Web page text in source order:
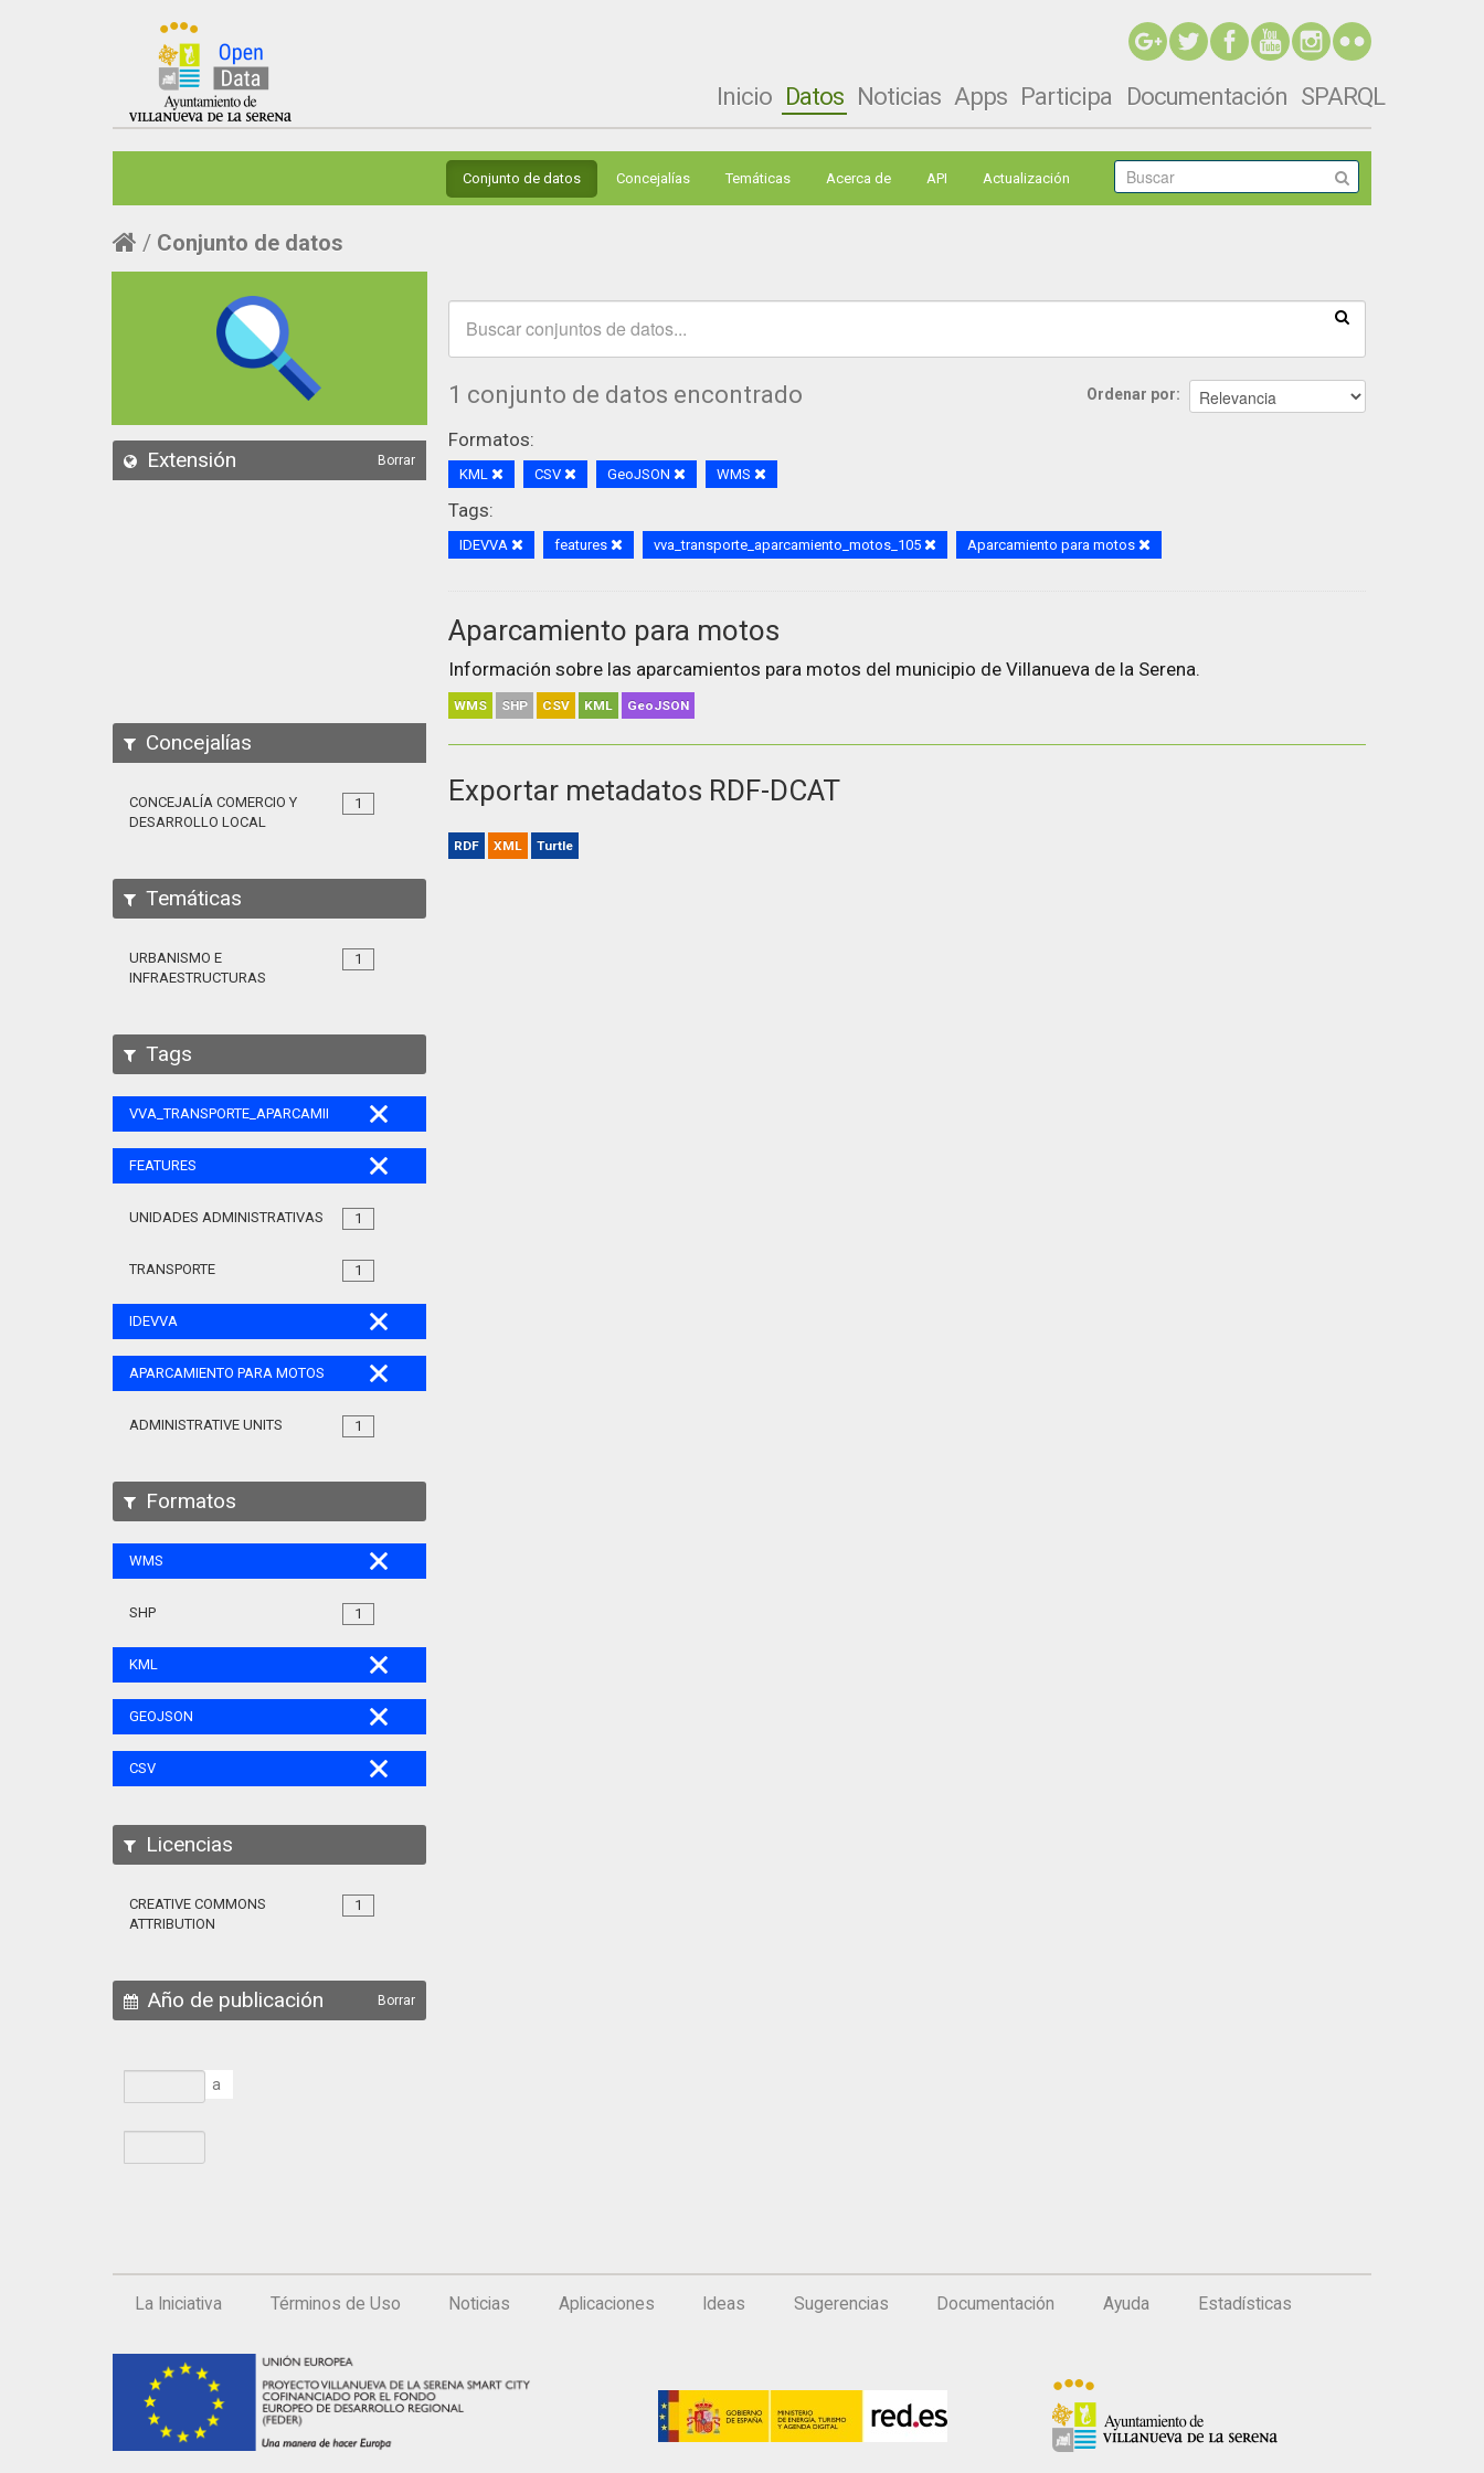
Inicio Datos Noticias Apps Participa Documentación SPARQL
Conjunto de datos Concejalías Temáticas Acerca de API Actualización
Conjunto de datos
Extensión Borrar
Concejalías
1
CONCEJALÍA COMERCIO Y
DESARROLLO LOCAL
Temáticas
1
URBANISMO E
INFRAESTRUCTURAS
Tags
VVA_TRANSPORTE_APARCAMIENTO_MOTOS_105
FEATURES
1
UNIDADES ADMINISTRATIVAS
1
TRANSPORTE
IDEVVA
APARCAMIENTO PARA MOTOS
1
ADMINISTRATIVE UNITS
Formatos
WMS
1
SHP
KML
GEOJSON
CSV
Licencias
1
CREATIVE COMMONS
ATTRIBUTION
Año de publicación Borrar
a
Ordenar por
1 conjunto de datos encontrado
Formatos:
KML CSV GeoJSON WMS
Tags:
IDEVVA features vva_transporte_aparcamiento_motos_105 Aparcamiento para motos
Aparcamiento para motos
Información sobre las aparcamientos para motos del municipio de Villanueva de la Serena.
WMS SHP CSV KML GeoJSON
Exportar metadatos RDF-DCAT
RDF XML Turtle
La Iniciativa Términos de Uso Noticias Aplicaciones Ideas Sugerencias Documentación Ayuda Estadísticas